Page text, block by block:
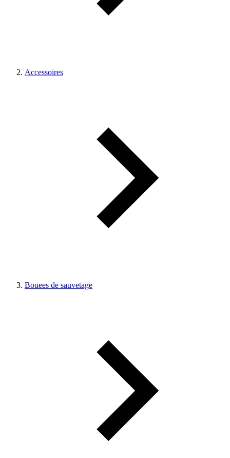
Accessoires
Bouees de sauvetage